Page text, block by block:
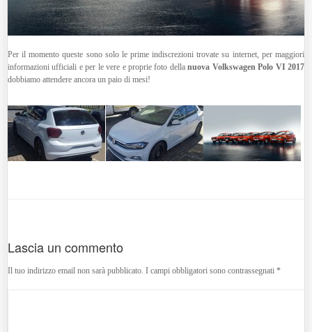
Per il momento queste sono solo le prime indiscrezioni trovate su internet, per maggiori
informazioni ufficiali e per le vere e proprie foto dellanuova Volkswagen Polo VI 2017
dobbiamo attendere ancora un paio di mesi!
Lascia un commento
Il tuo indirizzo email non sarà pubblicato. I campi obbligatori sono contrassegnati*